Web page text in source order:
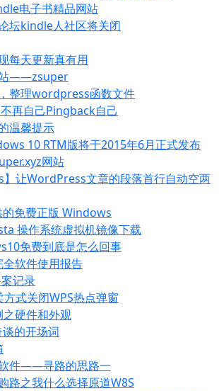
电子书精品网站
坛kindle人社区将关闭
每天更新真有用
站——zsuper
整理wordpress函数文件
再自己Pingback自己
温馨提示
10 RTM版将于2015年6月正式发布
网站
】让WordPress文章的段落首行自动空两
免费正版 Windows
操作系统虚拟机镜像下载
免费到底是怎么回事
全软件使用报告
记录
方式关闭WPS热点弹窗
之硬件和外观
的开场词
件——寻路的思路一
路之我什么选择原道W8S